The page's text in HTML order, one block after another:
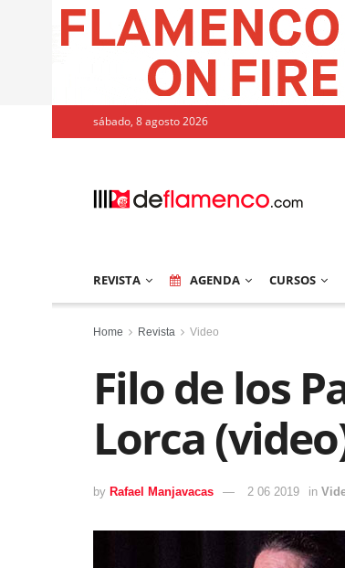
sábado, 8 agosto 2026
REVISTA AGENDA CURSOS
Home Revista Video
Filo de los
Lorca
by Rafael Manjavacas 2 06 2019 in